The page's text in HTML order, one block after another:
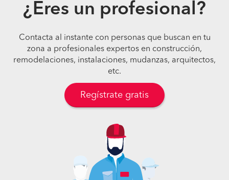
¿Eres un profesional?
Contacta al instante con personas que buscan en tu
zona a profesionales expertos en construcción,
remodelaciones, instalaciones, mudanzas, arquitectos,
etc.
Regístrate gratis